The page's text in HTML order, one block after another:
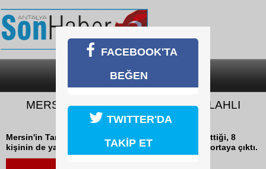
SON DAKİKA
MERSİN’DE 4 KİŞİNİN ÖLDÜĞÜ SİLAHLI
SALDIRI ANI KAMERADA
Mersin'in Tarsus ilçesinde 4 kişinin hayatını kaybettiği, 8
kişinin de yaralandığı silahlı saldırının görüntüleri ortaya çıktı.
FACEBOOK'TA
BEĞEN
TWITTER'DA
TAKİP ET